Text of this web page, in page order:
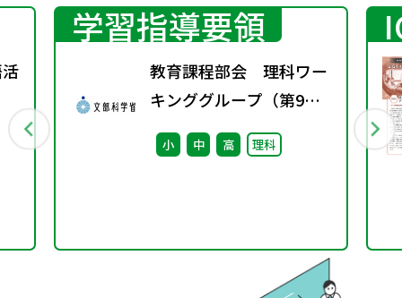
学習指導要領
教育課程部会 理科ワー
キンググループ（第9
回） 配付資料
小 中 高 理科